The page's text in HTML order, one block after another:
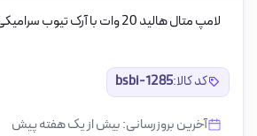
لامپ متال هالید 20 وات با آرک تیوب سرامیکی برند نور یخی g8/5
کد کالا:bsbi-1285
آخرین بروزرسانی: بیش از یک هفته پیش